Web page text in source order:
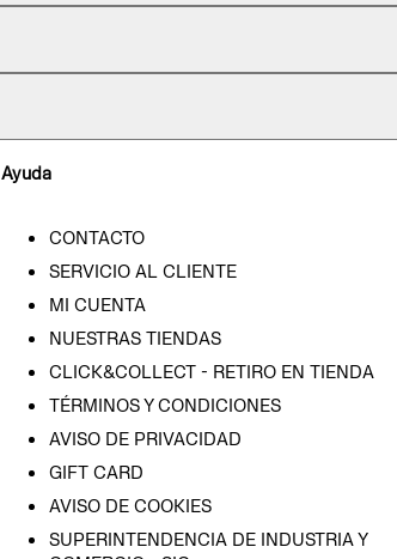
Ayuda
CONTACTO
SERVICIO AL CLIENTE
MI CUENTA
NUESTRAS TIENDAS
CLICK&COLLECT - RETIRO EN TIENDA
TÉRMINOS Y CONDICIONES
AVISO DE PRIVACIDAD
GIFT CARD
AVISO DE COOKIES
SUPERINTENDENCIA DE INDUSTRIA Y